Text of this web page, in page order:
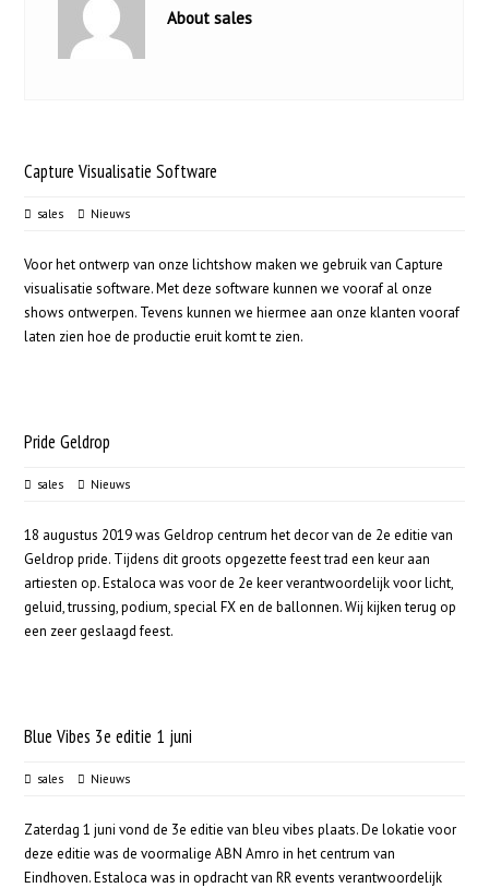
About sales
Capture Visualisatie Software
sales Nieuws
Voor het ontwerp van onze lichtshow maken we gebruik van Capture
visualisatie software. Met deze software kunnen we vooraf al onze
shows ontwerpen. Tevens kunnen we hiermee aan onze klanten vooraf
laten zien hoe de productie eruit komt te zien.
Pride Geldrop
sales Nieuws
18 augustus 2019 was Geldrop centrum het decor van de 2e editie van
Geldrop pride. Tijdens dit groots opgezette feest trad een keur aan
artiesten op. Estaloca was voor de 2e keer verantwoordelijk voor licht,
geluid, trussing, podium, special FX en de ballonnen. Wij kijken terug op
een zeer geslaagd feest.
Blue Vibes 3e editie 1 juni
sales Nieuws
Zaterdag 1 juni vond de 3e editie van bleu vibes plaats. De lokatie voor
deze editie was de voormalige ABN Amro in het centrum van
Eindhoven. Estaloca was in opdracht van RR events verantwoordelijk